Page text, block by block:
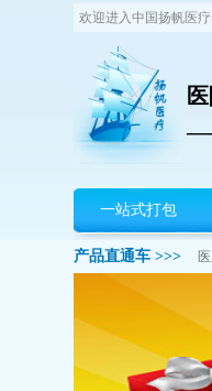
欢迎进入中国扬帆医
一站式打包
产品直通车 >>>